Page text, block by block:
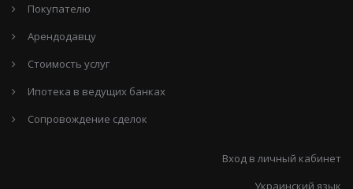
Покупателю
Арендодавцу
Стоимость услуг
Ипотека в ведущих банках
Сопровождение сделок
Вход в личный кабинет
Украинский язык